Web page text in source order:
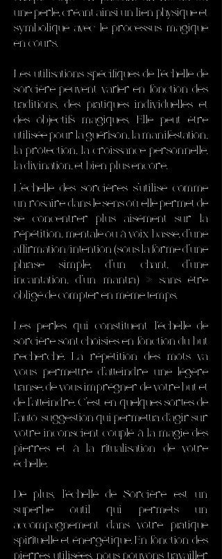
une perle, créant ainsi un lien physique et
symbolique avec le processus magique
en cours.
Les utilisations spécifiques de l'échelle de
sorcière peuvent varier en fonction des
traditions, des pratiques individuelles et
des objectifs magiques. Elle peut être
utilisée pour la guérison, la manifestation,
la protection, la croissance personnelle,
la divination, et bien plus encore.
L’échelle des sorcières s’utilise comme
un rosaire dans le sens où elle permet de
se concentrer plus aisément sur la
répétition, mentale ou à voix basse, d’une
affirmation/intention (sous la forme d’une
phrase simple, d’un chant, d’une
incantation, d’un mantra) » sans être
obligé de compter en même temps.
Les perles qui constituent l'échelle de
sorcière sont choisies en fonction du but
recherché. La répétition des mots va
vous permettre d’atteindre une légère
transe, de vous imprégner de votre but et
de l’atteindre. C’est en quelques sortes de
l’auto-suggestion qui permettra d'agir sur
votre inconscient couplé à la magie des
pierres et à la ritualisation de votre
échelle.
De plus, l'échelle de Sorcière est un
superbe outil qui permets un
accompagnement dans votre pratique
spirituelle et énergétique. En fonction des
pierres utilisées, nous pouvons travailler